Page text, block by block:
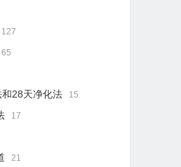
127
65
28天净化法 15
17
21